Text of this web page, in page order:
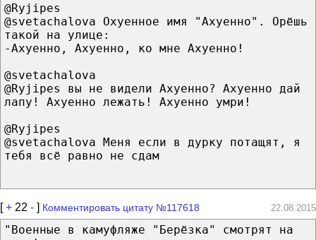
@Ryjipes
@svetachalova Охуенное имя "Ахуенно". Орёшь
такой на улице:
-Ахуенно, Ахуенно, ко мне Ахуенно!
@svetachalova
@Ryjipes вы не видели Ахуенно? Ахуенно дай
лапу! Ахуенно лежать! Ахуенно умри!
@Ryjipes
@svetachalova Меня если в дурку потащят, я
тебя всё равно не сдам
[+ 22 - ] Комментировать цитату №117618 22.08.2015
"Военные в камуфляже "Берёзка" смотрят на